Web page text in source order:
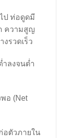
ป ท่อดูดมี
ความสูญ
งรวดเร็ว
ลงจนต่ำ
อ (Net
อตัวภายใน